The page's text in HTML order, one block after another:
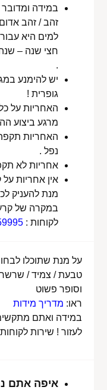
במידה ומדובר
זהב / זהב
למים היא
חצי שנה –
.
יש להימנע
גופרית !
האחריות על
מרגע ביצוע
האחריות תקפה
נפל .
אחריות לא
אין אחריות
מנת להעניק
במקרה של
לקוחות :
על מנת שתוכלו
טבעת / צמיד /
וסופר פשוט
ראו: מדריך מידות
במידה ואתם
לעזור ! שירות
איפה אתם